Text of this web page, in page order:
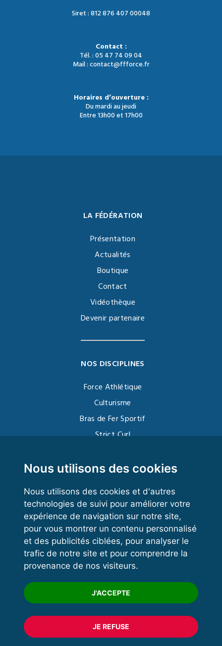
Nous utilisons des cookies
Nous utilisons des cookies et d'autres
technologies de suivi pour améliorer votre
expérience de navigation sur notre site,
pour vous montrer un contenu personnalisé
et des publicités ciblées, pour analyser le
trafic de notre site et pour comprendre la
provenance de nos visiteurs.
J'ACCEPTE
JE REFUSE
Siret : 812 876 407 00048
Contact :
Tél. : 05 47 74 09 04
Mail : contact@ffforce.fr
Horaires d’ouverture :
Du mardi au jeudi
Entre 13h00 et 17h00
LA FÉDÉRATION
Présentation
Actualités
Boutique
Contact
Vidéothèque
Devenir partenaire
NOS DISCIPLINES
Force Athlétique
Culturisme
Bras de Fer Sportif
Strict Curl
Kettlebell
VOS ESPACES
Espace dirigeant
Espace licencié
Trouver un club
Formation
© 2020 FFFORCE Tous droits réservés